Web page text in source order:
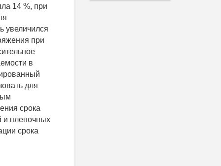
14 %, при
увеличился
при
в
для
срока
и пленочных
срока